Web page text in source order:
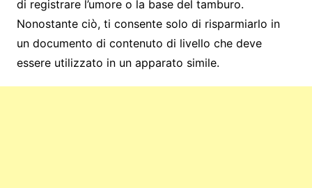
di registrare l’umore o la base del tamburo.
Nonostante ciò, ti consente solo di risparmiarlo in
un documento di contenuto di livello che deve
essere utilizzato in un apparato simile.